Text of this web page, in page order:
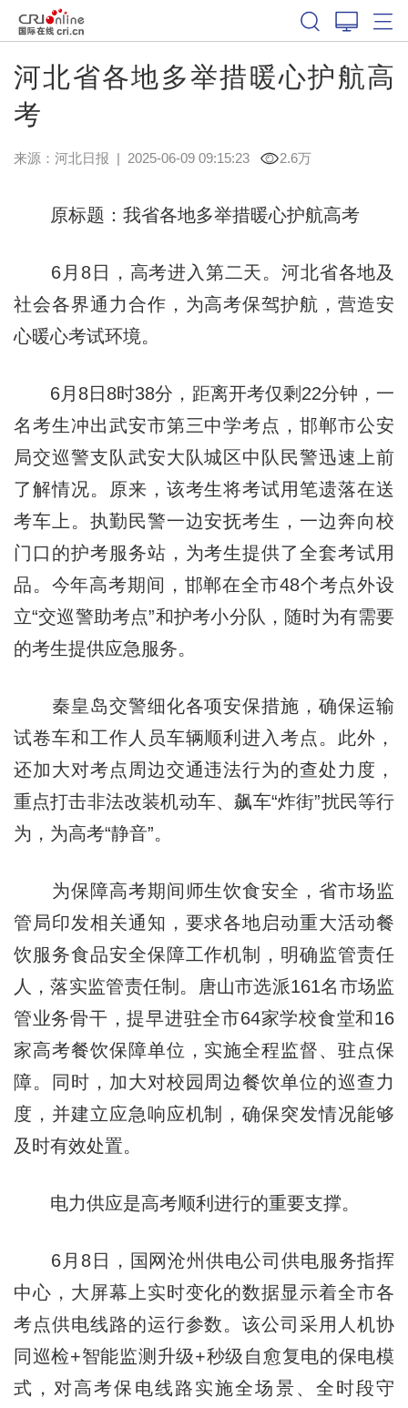
河北省各地多举措暖心护航高
考
来源： 河北日报 | 2025-06-09 09:15:23 2.6万
原标题：我省各地多举措暖心护航高考
6月8日，高考进入第二天。河北省各地及
社会各界通力合作，为高考保驾护航，营造安
心暖心考试环境。
6月8日8时38分，距离开考仅剩22分钟，一
名考生冲出武安市第三中学考点，邯郸市公安
局交巡警支队武安大队城区中队民警迅速上前
了解情况。原来，该考生将考试用笔遗落在送
考车上。执勤民警一边安抚考生，一边奔向校
门口的护考服务站，为考生提供了全套考试用
品。今年高考期间，邯郸在全市48个考点外设
立“交巡警助考点”和护考小分队，随时为有需要
的考生提供应急服务。
秦皇岛交警细化各项安保措施，确保运输
试卷车和工作人员车辆顺利进入考点。此外，
还加大对考点周边交通违法行为的查处力度，
重点打击非法改装机动车、飙车“炸街”扰民等行
为，为高考“静音”。
为保障高考期间师生饮食安全，省市场监
管局印发相关通知，要求各地启动重大活动餐
饮服务食品安全保障工作机制，明确监管责任
人，落实监管责任制。唐山市选派161名市场监
管业务骨干，提早进驻全市64家学校食堂和16
家高考餐饮保障单位，实施全程监督、驻点保
障。同时，加大对校园周边餐饮单位的巡查力
度，并建立应急响应机制，确保突发情况能够
及时有效处置。
电力供应是高考顺利进行的重要支撑。
6月8日，国网沧州供电公司供电服务指挥
中心，大屏幕上实时变化的数据显示着全市各
考点供电线路的运行参数。该公司采用人机协
同巡检+智能监测升级+秒级自愈复电的保电模
式，对高考保电线路实施全场景、全时段守